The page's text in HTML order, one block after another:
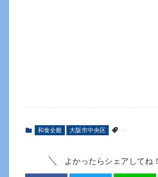
和食全般 大阪市中央区
よかったらシェアしてね！